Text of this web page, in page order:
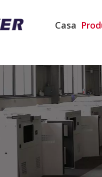
Casa